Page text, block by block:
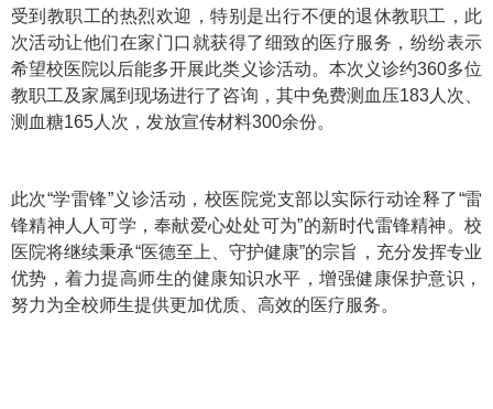
受到教职工的热烈欢迎，特别是出行不便的退休教职工，此
次活动让他们在家门口就获得了细致的医疗服务，纷纷表示
希望校医院以后能多开展此类义诊活动。本次义诊约360多位
教职工及家属到现场进行了咨询，其中免费测血压183人次、
测血糖165人次，发放宣传材料300余份。
此次“学雷锋”义诊活动，校医院党支部以实际行动诠释了“雷
锋精神人人可学，奉献爱心处处可为”的新时代雷锋精神。校
医院将继续秉承“医德至上、守护健康”的宗旨，充分发挥专业
优势，着力提高师生的健康知识水平，增强健康保护意识，
努力为全校师生提供更加优质、高效的医疗服务。